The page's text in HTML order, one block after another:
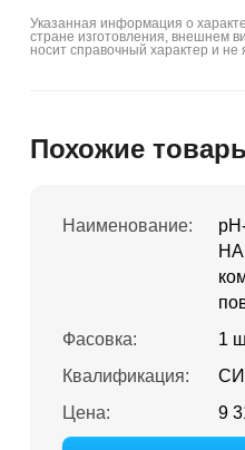
Указанная информация о
стране изготовления, внешнем
носит справочный характер и
Похожие
Наименование:
Фасовка:
1
Квалификация:
СИ
Цена:
9